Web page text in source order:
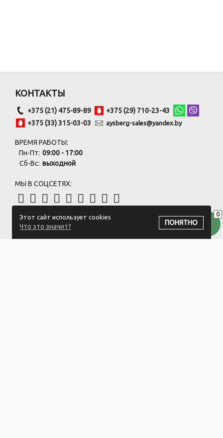
0
Этот сайт использует cookies
Что это значит?
ПОНЯТНО
КОНТАКТЫ
+375 (21) 475-89-89
+375 (29) 710-23-43
+375 (33) 315-03-03
aysberg-sales@yandex.by
ВРЕМЯ РАБОТЫ:
Пн-Пт: 09:00 - 17:00
Сб-Вс: выходной
МЫ В СОЦСЕТЯХ:
ПОДПИСАТЬСЯ НА РАССЫЛКУ